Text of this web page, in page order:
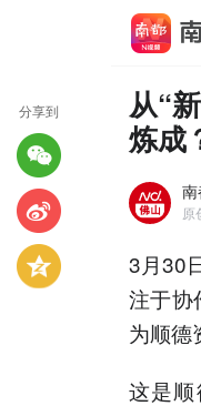
从“
炼成
南
原
3月30
注于协
为顺德
这是
分享到